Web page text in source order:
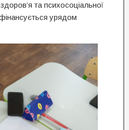
та психосоціальної
урядом